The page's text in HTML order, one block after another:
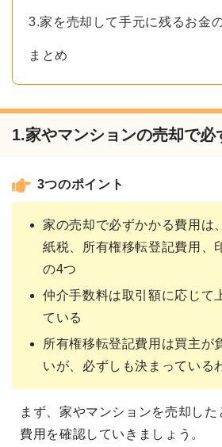
3.家を売却して手元に残るお金
まとめ
1.家やマンションの売却で必
3つのポイント
家の売却で必ずかかる費用は
紙税、所有権移転登記費用、
の4つ
仲介手数料は取引額に応じて
ている
所有権移転登記費用は買主が
いが、必ずしも決まっている
まず、家やマンションを売却した
費用を確認していきましょう。